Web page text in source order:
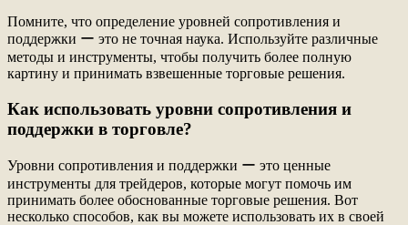
Помните, что определение уровней сопротивления и
поддержки ー это не точная наука. Используйте различные
методы и инструменты, чтобы получить более полную
картину и принимать взвешенные торговые решения.
Как использовать уровни сопротивления и
поддержки в торговле?
Уровни сопротивления и поддержки ー это ценные
инструменты для трейдеров, которые могут помочь им
принимать более обоснованные торговые решения. Вот
несколько способов, как вы можете использовать их в своей